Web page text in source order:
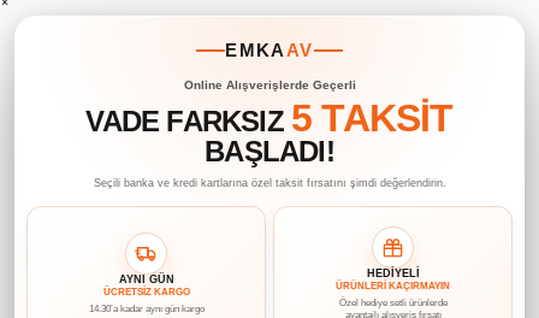
EMKAAV
Online Alışverişlerde Geçerli
VADE FARKSIZ 5 TAKSİT
BAŞLADI!
Seçili banka ve kredi kartlarına özel taksit fırsatını şimdi değerlendirin.
AYNI GÜN
ÜCRETSİZ KARGO
14.30’a kadar aynı gün kargo
HEDİYELİ
ÜRÜNLERİ KAÇIRMAYIN
Özel hediye setli ürünlerde
avantajlı alışveriş fırsatı